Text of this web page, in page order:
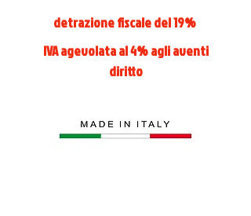
IVA agevolata al 4% agli aventi
diritto
detrazione fiscale del 19%